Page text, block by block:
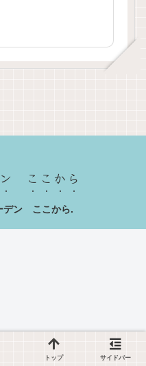
ここから
デン ここから.
トップ サイドバー